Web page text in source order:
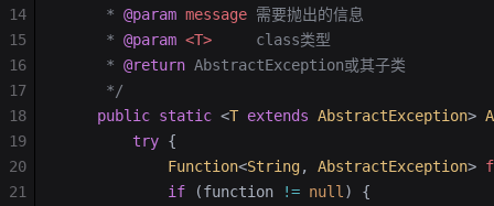
     *
@param message 需要抛出的信息
     *
@param <T>
     class类型
     *
@return AbstractException或其子类
     */
    public
static <T extends AbstractException>
        try
{
            Function
<String, AbstractException>
            if
(function != null ) {
14
15
16
17
18
19
20
21